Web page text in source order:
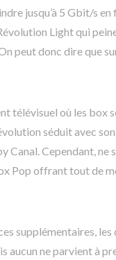
jusqu’à 5 Gbit/s
Light qui
peut donc dire que
télévisuel où les box
séduit avec
Canal. Cependant,
Pop offrant tout de
supplémentaires,
aucun ne parvient à